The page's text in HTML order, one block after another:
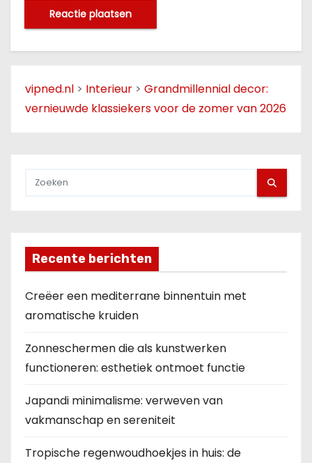
vipned.nl > Interieur > Grandmillennial decor:
vernieuwde klassiekers voor de zomer van 2026
Recente berichten
Creëer een mediterrane binnentuin met
aromatische kruiden
Zonneschermen die als kunstwerken
functioneren: esthetiek ontmoet functie
Japandi minimalisme: verweven van
vakmanschap en sereniteit
Tropische regenwoudhoekjes in huis: de